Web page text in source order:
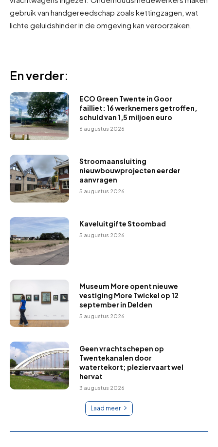
gebruik van handgereedschap zoals kettingzagen, wat
lichte geluidshinder in de omgeving kan veroorzaken.
En verder:
ECO Green Twente in Goor
failliet: 16 werknemers getroffen,
schuld van 1,5 miljoen euro
6 augustus 2026
Stroomaansluiting
nieuwbouwprojecten eerder
aanvragen
5 augustus 2026
Kaveluitgifte Stoombad
5 augustus 2026
Museum More opent nieuwe
vestiging More Twickel op 12
september in Delden
5 augustus 2026
Geen vrachtschepen op
Twentekanalen door
watertekort; pleziervaart wel
hervat
3 augustus 2026
Laad meer